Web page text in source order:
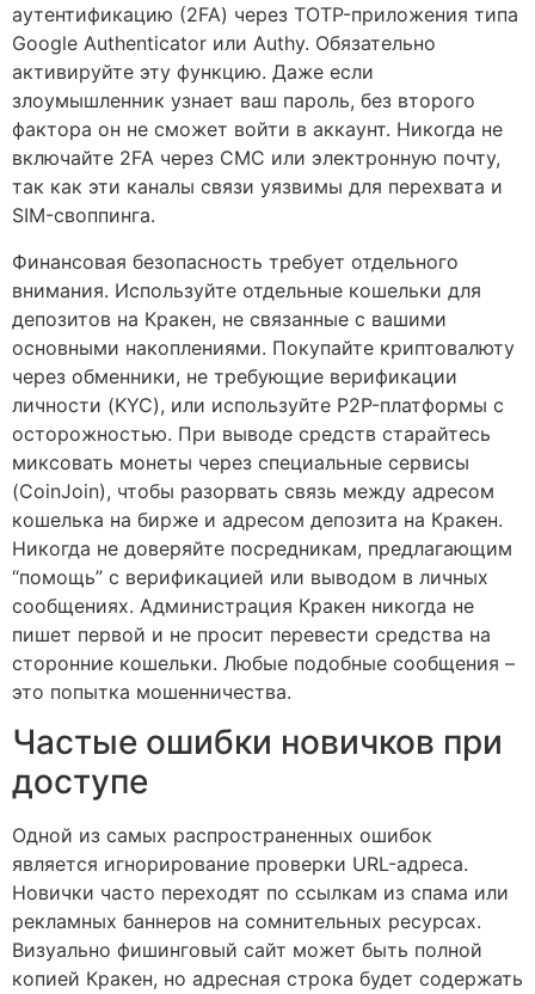
аутентификацию (2FA) через TOTP-приложения типа
Google Authenticator или Authy. Обязательно
активируйте эту функцию. Даже если
злоумышленник узнает ваш пароль, без второго
фактора он не сможет войти в аккаунт. Никогда не
включайте 2FA через СМС или электронную почту,
так как эти каналы связи уязвимы для перехвата и
SIM-своппинга.
Финансовая безопасность требует отдельного
внимания. Используйте отдельные кошельки для
депозитов на Кракен, не связанные с вашими
основными накоплениями. Покупайте криптовалюту
через обменники, не требующие верификации
личности (KYC), или используйте P2P-платформы с
осторожностью. При выводе средств старайтесь
миксовать монеты через специальные сервисы
(CoinJoin), чтобы разорвать связь между адресом
кошелька на бирже и адресом депозита на Кракен.
Никогда не доверяйте посредникам, предлагающим
“помощь” с верификацией или выводом в личных
сообщениях. Администрация Кракен никогда не
пишет первой и не просит перевести средства на
сторонние кошельки. Любые подобные сообщения –
это попытка мошенничества.
Частые ошибки новичков при
доступе
Одной из самых распространенных ошибок
является игнорирование проверки URL-адреса.
Новички часто переходят по ссылкам из спама или
рекламных баннеров на сомнительных ресурсах.
Визуально фишинговый сайт может быть полной
копией Кракен, но адресная строка будет содержать